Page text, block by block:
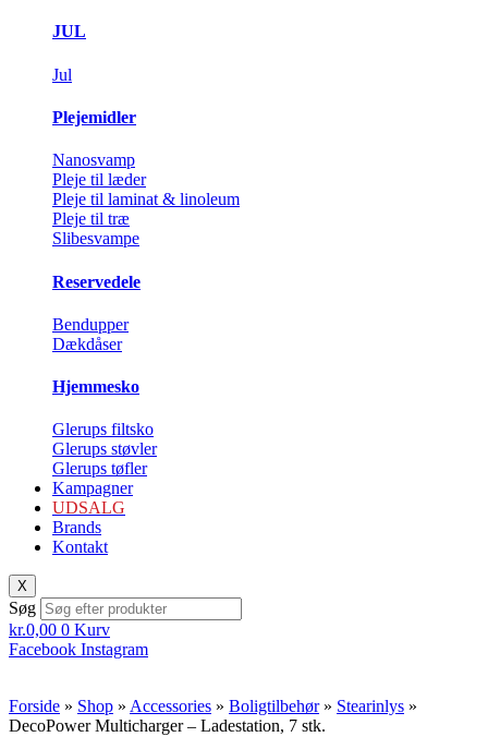
JUL
Jul
Plejemidler
Nanosvamp
Pleje til læder
Pleje til laminat & linoleum
Pleje til træ
Slibesvampe
Reservedele
Bendupper
Dækdåser
Hjemmesko
Glerups filtsko
Glerups støvler
Glerups tøfler
Kampagner
UDSALG
Brands
Kontakt
X
Søg
kr.0,00 0 Kurv
Facebook Instagram
Forside » Shop » Accessories » Boligtilbehør» Stearinlys »
DecoPower Multicharger – Ladestation, 7 stk.